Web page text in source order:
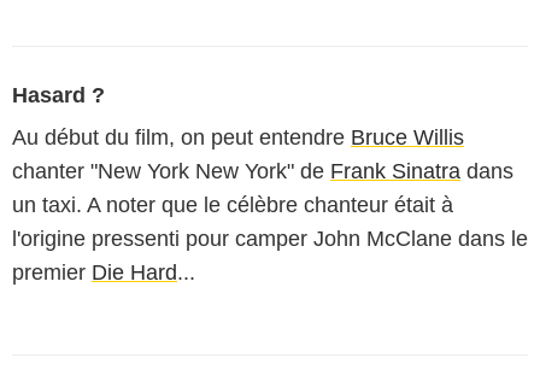
Hasard ?
Au début du film, on peut entendre Bruce Willis
chanter "New York New York" de Frank Sinatra dans
un taxi. A noter que le célèbre chanteur était à
l'origine pressenti pour camper John McClane dans le
premier Die Hard...